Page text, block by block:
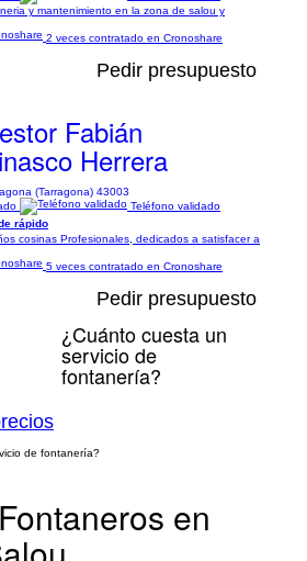
y mantenimiento en la zona de salou y
2 veces contratado en Cronoshare
Pedir presupuesto
Fabián
Herrera
(Tarragona) 43003
Teléfono validado
rápido
cosinas Profesionales, dedicados a satisfacer a
5 veces contratado en Cronoshare
Pedir presupuesto
¿Cuánto cuesta un
servicio de
fontanería?
en